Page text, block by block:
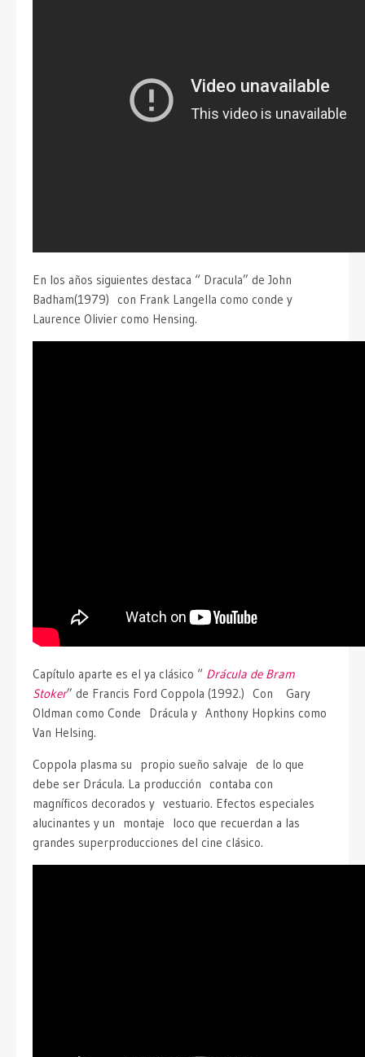
En los años siguientes destaca “ Dracula” de John
Badham(1979) con Frank Langella como conde y
Laurence Olivier como Hensing.
Capítulo aparte es el ya clásico “ Drácula de Bram
Stoker” de Francis Ford Coppola (1992.) Con Gary
Oldman como Conde Drácula y Anthony Hopkins como
Van Helsing.
Coppola plasma su propio sueño salvaje de lo que
debe ser Drácula. La producción contaba con
magníficos decorados y vestuario. Efectos especiales
alucinantes y un montaje loco que recuerdan a las
grandes superproducciones del cine clásico.